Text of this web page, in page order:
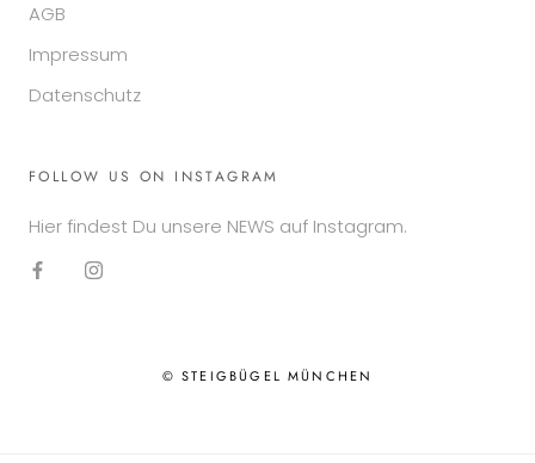
AGB
Impressum
Datenschutz
FOLLOW US ON INSTAGRAM
Hier findest Du unsere NEWS auf Instagram.
© STEIGBÜGEL MÜNCHEN